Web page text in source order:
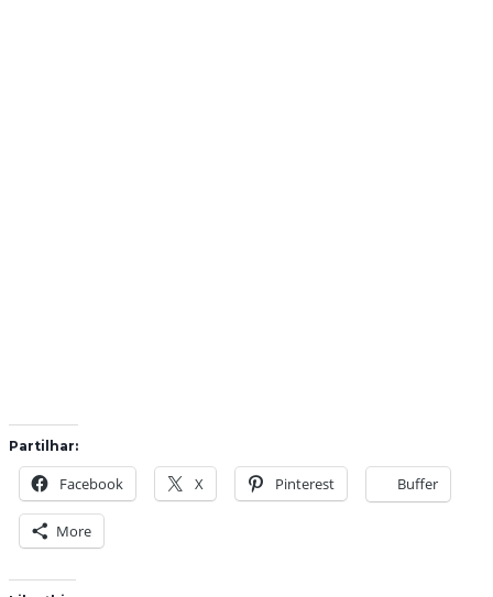
Partilhar:
Facebook X Pinterest Buffer
More